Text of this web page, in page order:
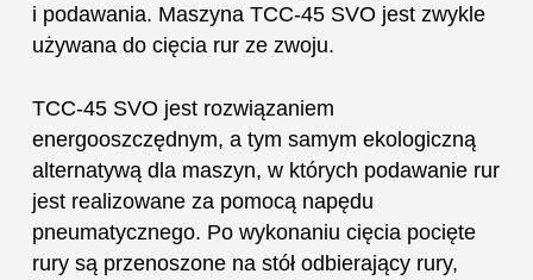
i podawania. Maszyna TCC-45 SVO jest zwykle
używana do cięcia rur ze zwoju.
TCC-45 SVO jest rozwiązaniem
energooszczędnym, a tym samym ekologiczną
alternatywą dla maszyn, w których podawanie rur
jest realizowane za pomocą napędu
pneumatycznego. Po wykonaniu cięcia pocięte
rury są przenoszone na stół odbierający rury,